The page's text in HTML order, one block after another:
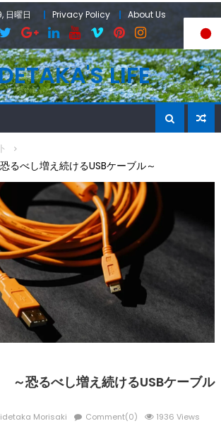
日曜日 Privacy Policy About Us
LIFE
べし増え続けるUSBケーブル～
～恐るべし増え続けるUSBケーブル
Morisaki Comment(0) 1936 Views